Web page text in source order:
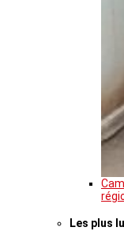
Les plus